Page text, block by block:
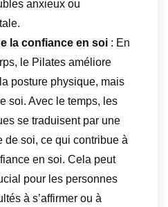
anxieux ou
la confiance en soi : En
le Pilates améliore
posture physique, mais
soi. Avec le temps, les
se traduisent par une
de soi, ce qui contribue à
en soi. Cela peut
pour les personnes
à s’affirmer ou à